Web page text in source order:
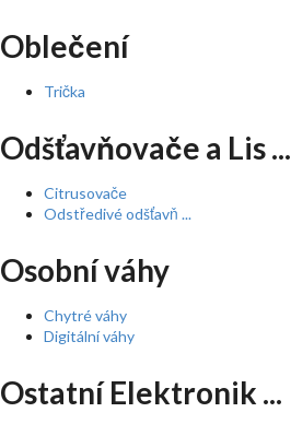
Oblečení
Trička
Odšťavňovače a Lis ...
Citrusovače
Odstředivé odšťavň ...
Osobní váhy
Chytré váhy
Digitální váhy
Ostatní Elektronik ...